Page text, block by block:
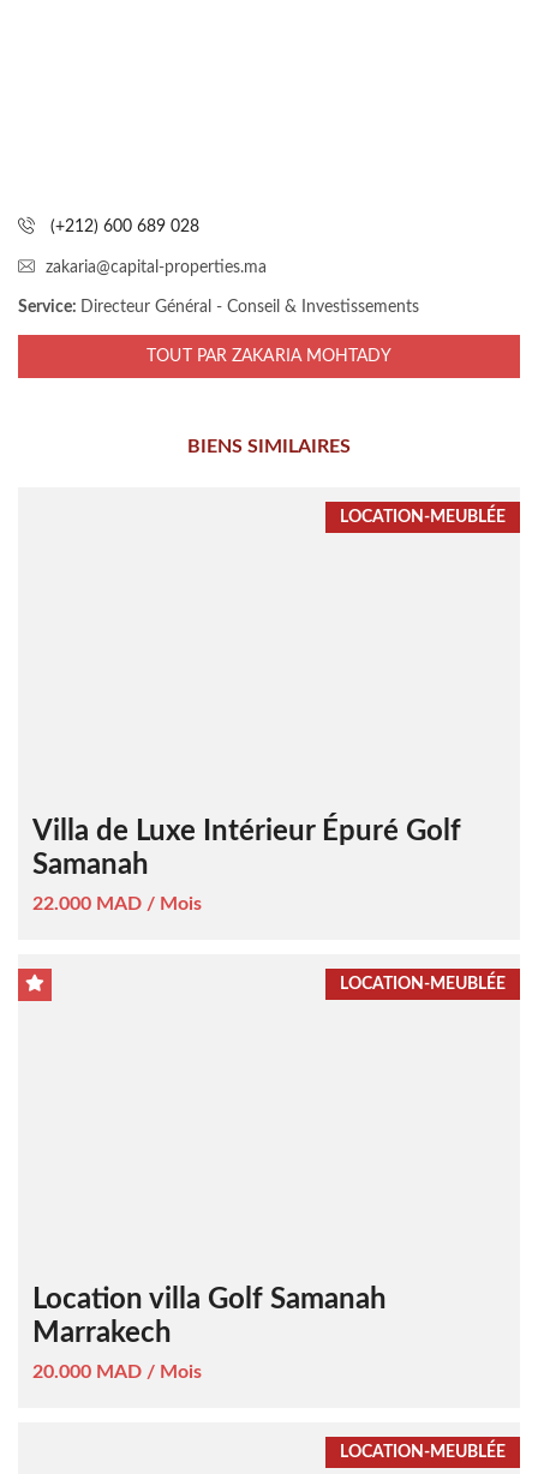
(+212) 600 689 028
zakaria@capital-properties.ma
Service: Directeur Général - Conseil & Investissements
TOUT PAR ZAKARIA MOHTADY
BIENS SIMILAIRES
LOCATION-MEUBLÉE
Villa de Luxe Intérieur Épuré Golf
Samanah
22.000 MAD / Mois
LOCATION-MEUBLÉE
Location villa Golf Samanah
Marrakech
20.000 MAD / Mois
LOCATION-MEUBLÉE